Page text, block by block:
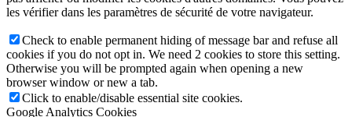
les vérifier dans les paramètres de sécurité de votre navigateur.
Check to enable permanent hiding of message bar and refuse all
cookies if you do not opt in. We need 2 cookies to store this setting.
Otherwise you will be prompted again when opening a new
browser window or new a tab.
Click to enable/disable essential site cookies.
Google Analytics Cookies